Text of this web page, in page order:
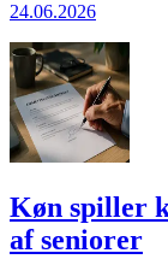
24.06.2026
Køn spiller
af seniorer